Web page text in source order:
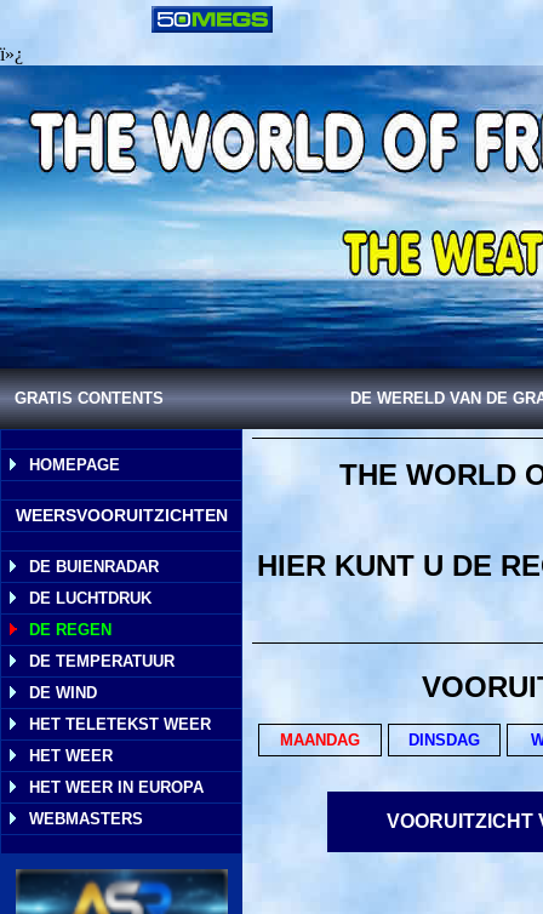
ï»¿
GRATIS CONTENTS DE WERELD VAN DE
HOMEPAGE
WEERSVOORUITZICHTEN
DE BUIENRADAR
DE LUCHTDRUK
DE REGEN
DE TEMPERATUUR
DE WIND
HET TELETEKST WEER
HET WEER
HET WEER IN EUROPA
WEBMASTERS
THE WORLD
HIER KUNT U DE
MAANDAG DINSDAG
VOORUITZICHT